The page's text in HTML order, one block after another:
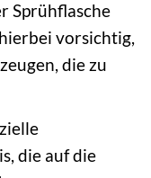
Sprühflasche
vorsichtig,
die zu
die auf die